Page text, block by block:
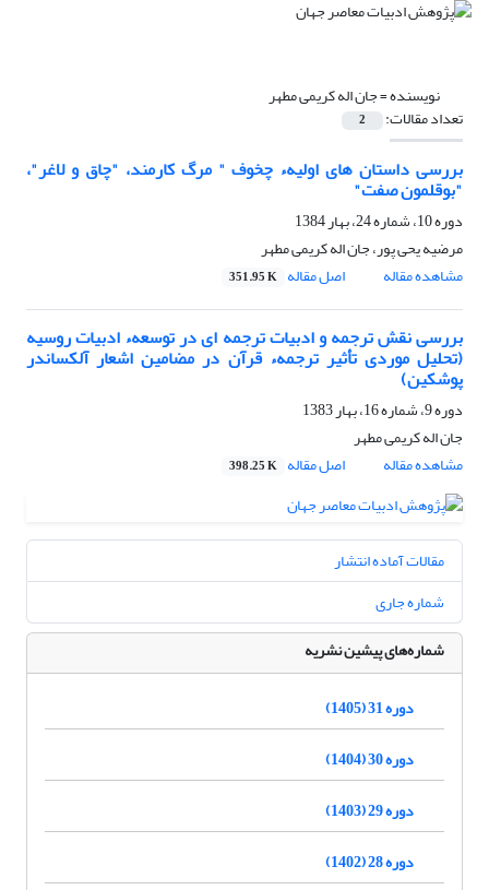
نویسنده =جان اله کریمى مطهر
تعداد مقالات: 2
بررسی داستان های اولیهء چخوف " مرگ کارمند، "چاق و لاغر"،
"بوقلمون صفت"
دوره 10، شماره 24، بهار 1384
مرضیه یحى پور، جان اله کریمى مطهر
مشاهده مقاله
اصل مقاله 351.95 K
بررسی نقش ترجمه و ادبیات ترجمه ای در توسعهء ادبیات روسیه
(تحلیل موردی تأثیر ترجمهء قرآن در مضامین اشعار آلکساندر
پوشکین)
دوره 9، شماره 16، بهار 1383
جان اله کریمى مطهر
مشاهده مقاله
اصل مقاله 398.25 K
مقالات آماده انتشار
شماره جاری
شماره‌های پیشین نشریه
دوره 31 (1405)
دوره 30 (1404)
دوره 29 (1403)
دوره 28 (1402)